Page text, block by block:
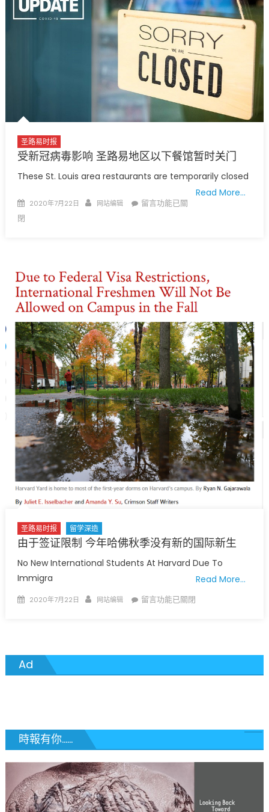
中
三
千
万
小
企
业
纾
困
金
日
至
月
申
请〉
中
圣路易时报
受新冠病毒影响 圣路易地区以下餐馆暂时关门
These St. Louis area restaurants are temporarily closed
Read More…
Posted
2020年7月22日 Author
网站编辑
在
毒
影
响
圣
路
易
地
区
以
下
餐
馆
暂
时
关
门〉
中
留言功能已關
閉
圣路易时报 留学深造
由于签证限制 今年哈佛秋季没有新的国际新生
No New International Students At Harvard Due To
Immigra
Read More…
Posted
2020年7月22日 Author
网站编辑
在
证
秋
季
没
有
新
留言功能已關閉
Ad
時報有你......